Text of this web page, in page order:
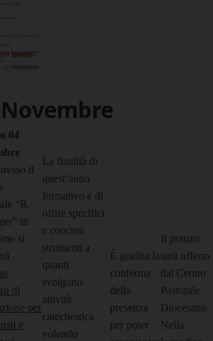
Novembre
04
il
“R.
in
si
di
per
e
La finalità di
quest’anno
formativo è di
offire specifici
e concreti
strumenti a
quanti
svolgono
attività
catechestica
volendo
È gradita la
conferma
della
presenza
per poter
Il pranzo
sarà offerto
dal Centro
Pastorale
Diocesano.
Nella